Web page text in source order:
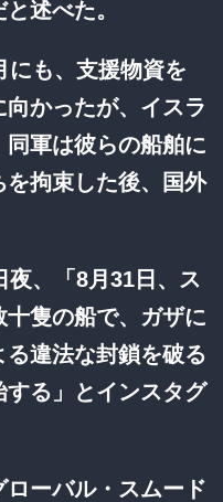
述べた。
にも、支援物資を
かったが、イスラ
軍は彼らの船舶に
拘束した後、国外
夜、「8月31日、ス
隻の船で、ガザに
違法な封鎖を破る
る」とインスタグ
ーバル・スムード